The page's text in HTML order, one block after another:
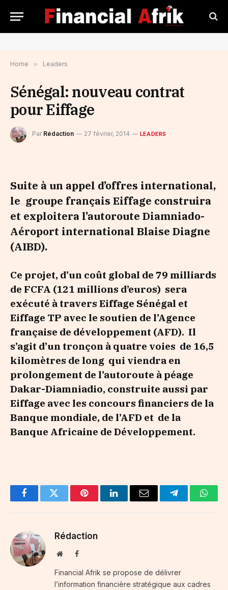
Home » Leaders
Sénégal: nouveau contrat
pour Eiffage
Par Rédaction 27 février, 2014 LEADERS
Suite à un appel d’offres international,
le groupe français Eiffage construira
et exploitera l’autoroute Diamniado-
Aéroport international Blaise Diagne
(AIBD).
Ce projet, d’un coût global de 79 milliards
de FCFA (121 millions d’euros) sera
exécuté à travers Eiffage Sénégal et
Eiffage TP avec le soutien de l’Agence
française de développement (AFD). Il
s’agit d’un tronçon à quatre voies de 16,5
kilomètres de long qui viendra en
prolongement de l’autoroute à péage
Dakar-Diamniadio, construite aussi par
Eiffage avec les concours financiers de la
Banque mondiale, de l’AFD et de la
Banque Africaine de Développement.
FacebookTwitter PinterestLinkedInEmail Telegram
Rédaction
WebsiteFacebook
Financial Afrik se propose de délivrer
l’information financière stratégique aux cadres